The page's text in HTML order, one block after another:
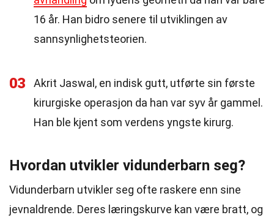
16 år. Han bidro senere til utviklingen av
sannsynlighetsteorien.
03
Akrit Jaswal, en indisk gutt, utførte sin første
kirurgiske operasjon da han var syv år gammel.
Han ble kjent som verdens yngste kirurg.
Hvordan utvikler vidunderbarn seg?
Vidunderbarn utvikler seg ofte raskere enn sine
jevnaldrende. Deres læringskurve kan være bratt, og